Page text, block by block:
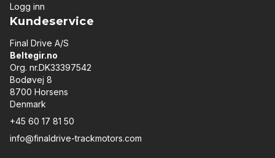
Logg inn
Kundeservice
Final Drive A/S
Beltegir.no
Org. nr.DK33397542
Bodøvej 8
8700 Horsens
Denmark
+45 60 17 81 50
info@finaldrive-trackmotors.com